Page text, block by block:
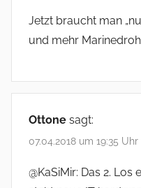
Jetzt braucht man
und mehr
Ottone sagt:
07.04.2018 um 19:35 Uhr
@KaSiMir: Das 2. Los